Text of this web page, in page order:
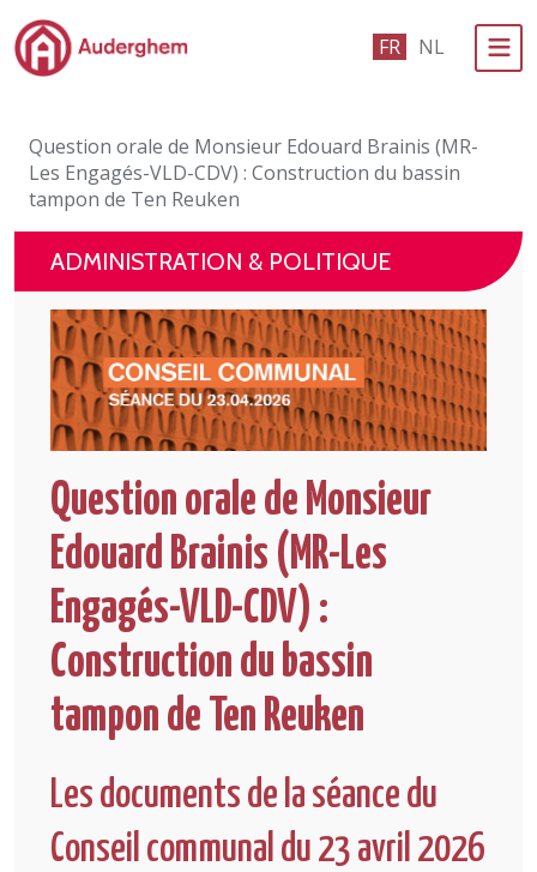
Passer au contenu principal FR NL
Événements et vie associative
eGuichet
Vivre à Auderghem
En 1 clic
Question orale de Monsieur Edouard Brainis (MR-
Les Engagés-VLD-CDV) : Construction du bassin
tampon de Ten Reuken
ADMINISTRATION & POLITIQUE
Question orale de Monsieur
Edouard Brainis (MR-Les
Engagés-VLD-CDV) :
Construction du bassin
tampon de Ten Reuken
Les documents de la séance du
Conseil communal du 23 avril 2026